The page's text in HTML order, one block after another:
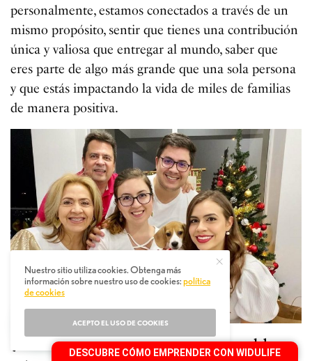
personalmente, estamos conectados a través de un
mismo propósito, sentir que tienes una contribución
única y valiosa que entregar al mundo, saber que
eres parte de algo más grande que una sola persona
y que estás impactando la vida de miles de familias
de manera positiva.
¿Cómo te sientes al darte cuenta que ya no debes
Nuestro sitio utiliza cookies. Obtenga más
información sobre nuestro uso de cookies:política
de cookies
ACEPTO EL USO DE COOKIES
DESCUBRE CÓMO EMPRENDER CON WIDULIFE